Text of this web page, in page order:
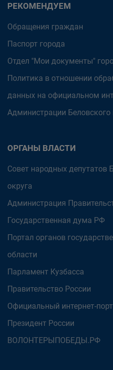
РЕКОМЕНДУЕМ
Обращения граждан
Паспорт города
Отдел "Мои документы"
Политика в отношении
данных на официальном
Администрации Беловского
ОРГАНЫ ВЛАСТИ
Совет народных депутатов
округа
Администрация
Государственная дума РФ
Портал органов
области
Парламент Кузбасса
Правительство России
Официальный интернет-
Президент России
ВОЛОНТЕРЫПОБЕДЫ.РФ